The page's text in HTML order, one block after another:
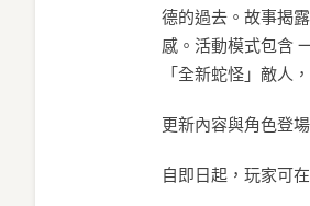
德的過去。故事揭
感。活動模式包含
「全新蛇怪」敵人
更新內容與角色登場
自即日起，玩家可